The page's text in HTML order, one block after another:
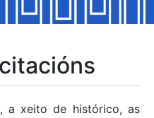
a xeito de histórico, as